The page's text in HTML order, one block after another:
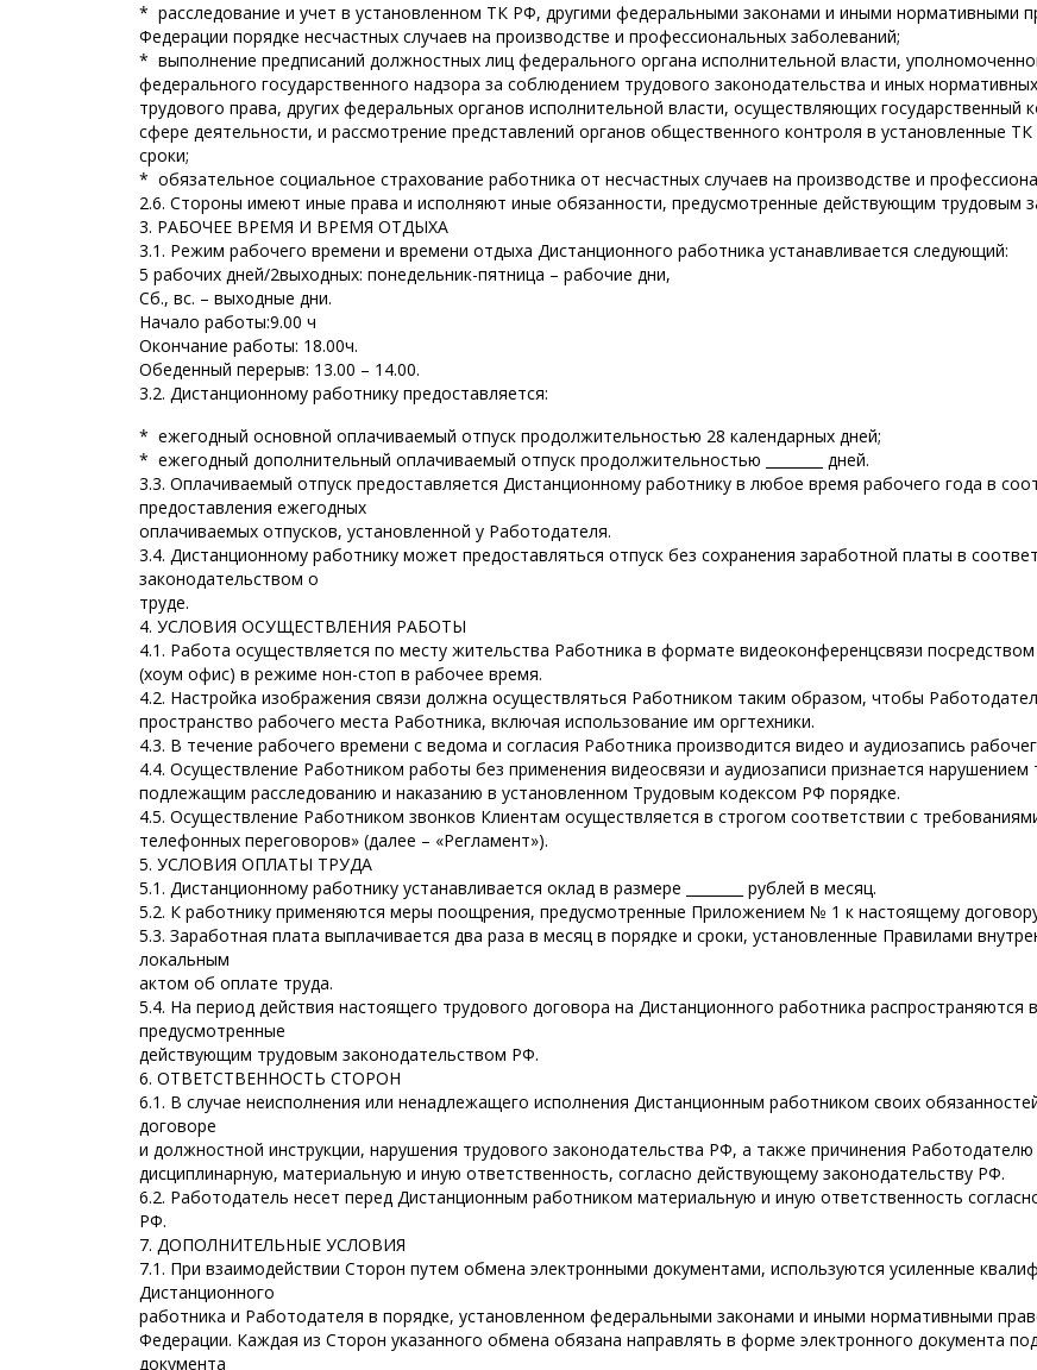
* расследование и учет в установленном ТК РФ, другими федеральными законами и иными нормативными
Федерации порядке несчастных случаев на производстве и профессиональных заболеваний;
* выполнение предписаний должностных лиц федерального органа исполнительной власти,
федерального государственного надзора за соблюдением трудового законодательства и иных
трудового права, других федеральных органов исполнительной власти, осуществляющих государственный
сфере деятельности, и рассмотрение представлений органов общественного контроля в установленные
сроки;
* обязательное социальное страхование работника от несчастных случаев на производстве и
2.6. Стороны имеют иные права и исполняют иные обязанности, предусмотренные действующим трудовым
3. РАБОЧЕЕ ВРЕМЯ И ВРЕМЯ ОТДЫХА
3.1. Режим рабочего времени и времени отдыха Дистанционного работника устанавливается следующий:
5 рабочих дней/2выходных: понедельник-пятница – рабочие дни,
Сб., вс. – выходные дни.
Начало работы:9.00 ч
Окончание работы: 18.00ч.
Обеденный перерыв: 13.00 – 14.00.
3.2. Дистанционному работнику предоставляется:
* ежегодный основной оплачиваемый отпуск продолжительностью 28 календарных дней;
* ежегодный дополнительный оплачиваемый отпуск продолжительностью ________ дней.
3.3. Оплачиваемый отпуск предоставляется Дистанционному работнику в любое время рабочего года в
предоставления ежегодных
оплачиваемых отпусков, установленной у Работодателя.
3.4. Дистанционному работнику может предоставляться отпуск без сохранения заработной платы в
законодательством о
труде.
4. УСЛОВИЯ ОСУЩЕСТВЛЕНИЯ РАБОТЫ
4.1. Работа осуществляется по месту жительства Работника в формате видеоконференцсвязи
(хоум офис) в режиме нон-стоп в рабочее время.
4.2. Настройка изображения связи должна осуществляться Работником таким образом, чтобы
пространство рабочего места Работника, включая использование им оргтехники.
4.3. В течение рабочего времени с ведома и согласия Работника производится видео и аудиозапись
4.4. Осуществление Работником работы без применения видеосвязи и аудиозаписи признается нарушением
подлежащим расследованию и наказанию в установленном Трудовым кодексом РФ порядке.
4.5. Осуществление Работником звонков Клиентам осуществляется в строгом соответствии с
телефонных переговоров» (далее – «Регламент»).
5. УСЛОВИЯ ОПЛАТЫ ТРУДА
5.1. Дистанционному работнику устанавливается оклад в размере ________ рублей в месяц.
5.2. К работнику применяются меры поощрения, предусмотренные Приложением № 1 к настоящему
5.3. Заработная плата выплачивается два раза в месяц в порядке и сроки, установленные Правилами
локальным
актом об оплате труда.
5.4. На период действия настоящего трудового договора на Дистанционного работника распространяются
предусмотренные
действующим трудовым законодательством РФ.
6. ОТВЕТСТВЕННОСТЬ СТОРОН
6.1. В случае неисполнения или ненадлежащего исполнения Дистанционным работником своих
договоре
и должностной инструкции, нарушения трудового законодательства РФ, а также причинения
дисциплинарную, материальную и иную ответственность, согласно действующему законодательству РФ.
6.2. Работодатель несет перед Дистанционным работником материальную и иную ответственность
РФ.
7. ДОПОЛНИТЕЛЬНЫЕ УСЛОВИЯ
7.1. При взаимодействии Сторон путем обмена электронными документами, используются усиленные
Дистанционного
работника и Работодателя в порядке, установленном федеральными законами и иными нормативными
Федерации. Каждая из Сторон указанного обмена обязана направлять в форме электронного документа
документа